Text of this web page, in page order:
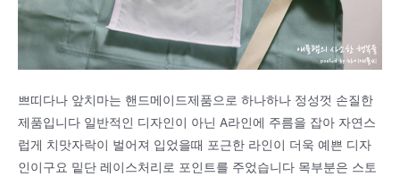
쁘띠다나 앞치마는 핸드메이드제품으로 하나하나 정성껏 손질한
제품입니다 일반적인 디자인이 아닌 A라인에 주름을 잡아 자연스
럽게 치맛자락이 벌어져 입었을때 포근한 라인이 더욱 예쁜 디자
인이구요 밑단 레이스처리로 포인트를 주었습니다 목부분은 스토